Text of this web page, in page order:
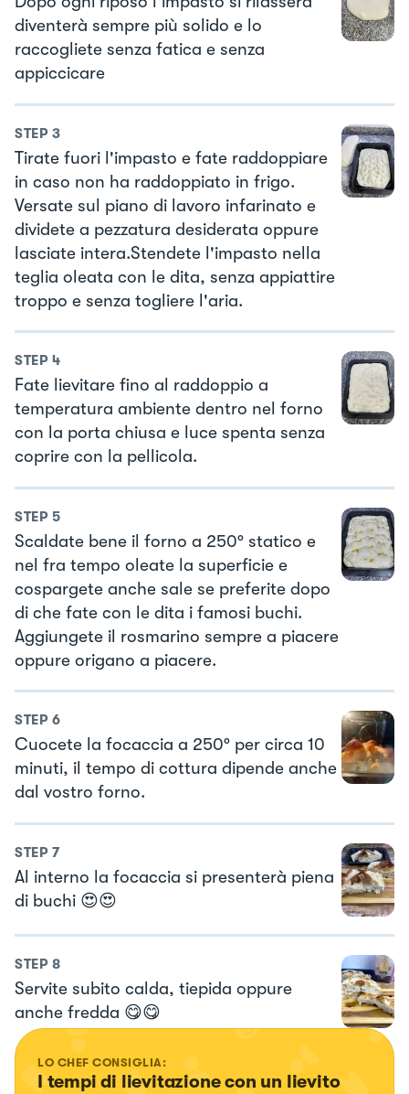
diventerà sempre più solido e lo
raccogliete senza fatica e senza
appiccicare
STEP 3
Tirate fuori l'impasto e fate raddoppiare
in caso non ha raddoppiato in frigo.
Versate sul piano di lavoro infarinato e
dividete a pezzatura desiderata oppure
lasciate intera.Stendete l'impasto nella
teglia oleata con le dita, senza appiattire
troppo e senza togliere l'aria.
STEP 4
Fate lievitare fino al raddoppio a
temperatura ambiente dentro nel forno
con la porta chiusa e luce spenta senza
coprire con la pellicola.
STEP 5
Scaldate bene il forno a 250° statico e
nel fra tempo oleate la superficie e
cospargete anche sale se preferite dopo
di che fate con le dita i famosi buchi.
Aggiungete il rosmarino sempre a piacere
oppure origano a piacere.
STEP 6
Cuocete la focaccia a 250° per circa 10
minuti, il tempo di cottura dipende anche
dal vostro forno.
STEP 7
Al interno la focaccia si presenterà piena
di buchi 😍😍
STEP 8
Servite subito calda, tiepida oppure
anche fredda 😋😋
LO CHEF CONSIGLIA:
I tempi di lievitazione con un lievito